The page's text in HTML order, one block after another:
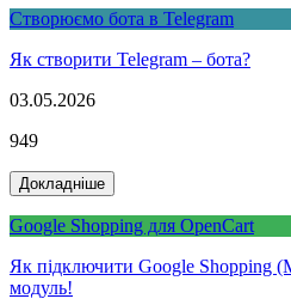
Створюємо бота в Telegram
Як створити Telegram – бота?
03.05.2026
949
Докладніше
Google Shopping для OpenCart
Як підключити Google Shopping
модуль!